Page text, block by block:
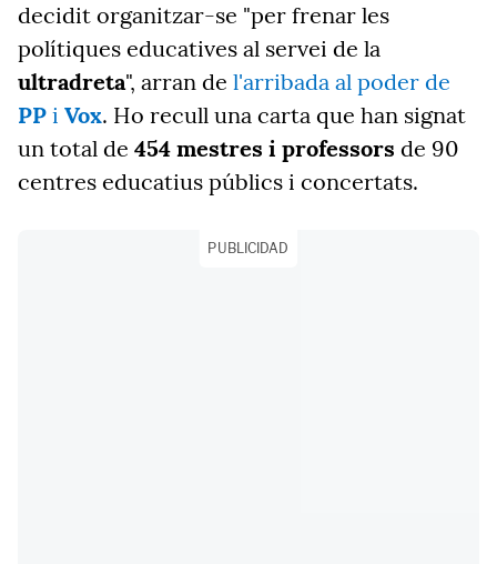
decidit organitzar-se "per frenar les
polítiques educatives al servei de la
ultradreta", arran de l'arribada al poder de
PP i Vox. Ho recull una carta que han signat
un total de 454 mestres i professors de 90
centres educatius públics i concertats.
PUBLICIDAD